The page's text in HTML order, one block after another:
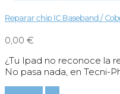
Reparar chip IC Baseband /
0,00 €
¿Tu Ipad no reconoce la
No pasa nada, en Tecni-